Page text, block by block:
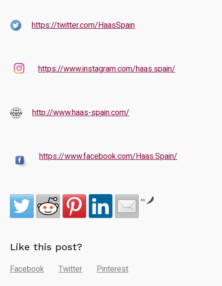
https://twitter.com/HaasSpain
https://www.instagram.com/haas.spain/
http://www.haas-spain.com/
https://www.facebook.com/Haas.Spain/
by
Like this post?
Facebook
Twitter Pinterest